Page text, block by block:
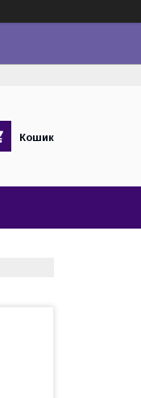
Кошик